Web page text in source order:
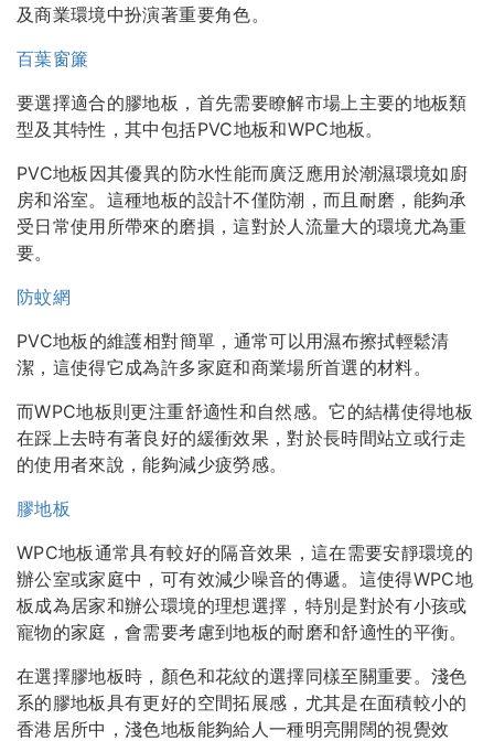
及商業環境中扮演著重要角色。
百葉窗簾
要選擇適合的膠地板，首先需要瞭解市場上主要的地板類
型及其特性，其中包括PVC地板和WPC地板。
PVC地板因其優異的防水性能而廣泛應用於潮濕環境如廚
房和浴室。這種地板的設計不僅防潮，而且耐磨，能夠承
受日常使用所帶來的磨損，這對於人流量大的環境尤為重
要。
防蚊網
PVC地板的維護相對簡單，通常可以用濕布擦拭輕鬆清
潔，這使得它成為許多家庭和商業場所首選的材料。
而WPC地板則更注重舒適性和自然感。它的結構使得地板
在踩上去時有著良好的緩衝效果，對於長時間站立或行走
的使用者來說，能夠減少疲勞感。
膠地板
WPC地板通常具有較好的隔音效果，這在需要安靜環境的
辦公室或家庭中，可有效減少噪音的傳遞。這使得WPC地
板成為居家和辦公環境的理想選擇，特別是對於有小孩或
寵物的家庭，會需要考慮到地板的耐磨和舒適性的平衡。
在選擇膠地板時，顏色和花紋的選擇同樣至關重要。淺色
系的膠地板具有更好的空間拓展感，尤其是在面積較小的
香港居所中，淺色地板能夠給人一種明亮開闊的視覺效